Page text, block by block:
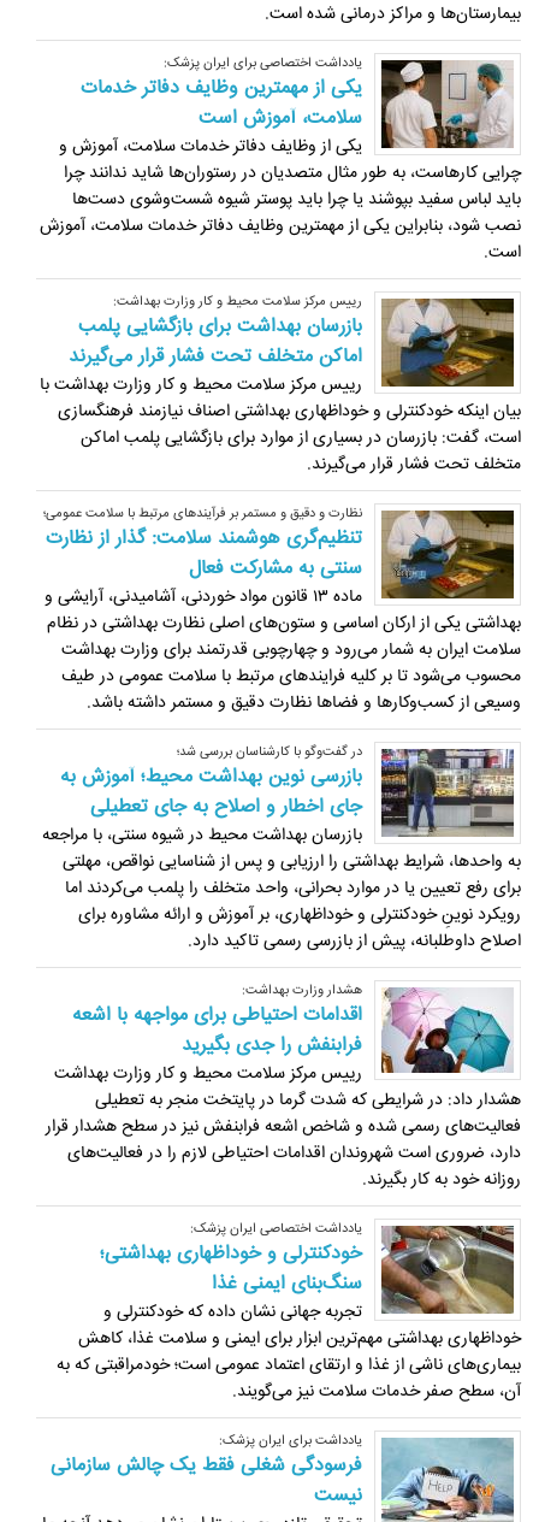
بیمارستان‌ها و مراکز درمانی شده است.
یادداشت اختصاصی برای ایران پزشک:
یکی از مهمترین وظایف دفاتر خدمات
سلامت، آموزش است
یکی از وظایف دفاتر خدمات سلامت، آموزش و
چرایی کارهاست، به طور مثال متصدیان در رستوران‌ها شاید ندانند چرا
باید لباس سفید بپوشند یا چرا باید پوستر شیوه شست‌وشوی دست‌ها
نصب شود، بنابراین یکی از مهمترین وظایف دفاتر خدمات سلامت، آموزش
است.
رییس مرکز سلامت محیط و کار وزارت بهداشت:
بازرسان بهداشت برای بازگشایی پلمب
اماکن متخلف تحت فشار قرار می‌گیرند
رییس مرکز سلامت محیط و کار وزارت بهداشت با
بیان اینکه خودکنترلی و خوداظهاری بهداشتی اصناف نیازمند فرهنگسازی
است، گفت: بازرسان در بسیاری از موارد برای بازگشایی پلمب اماکن
متخلف تحت فشار قرار می‌گیرند.
نظارت و دقیق و مستمر بر فرآیندهای مرتبط با سلامت عمومی؛
تنظیم‌گری هوشمند سلامت: گذار از نظارت
سنتی به مشارکت فعال
ماده ۱۳ قانون مواد خوردنی، آشامیدنی، آرایشی و
بهداشتی یکی از ارکان اساسی و ستون‌های اصلی نظارت بهداشتی در نظام
سلامت ایران به شمار می‌رود و چهارچوبی قدرتمند برای وزارت بهداشت
محسوب می‌شود تا بر کلیه فرایندهای مرتبط با سلامت عمومی در طیف
وسیعی از کسب‌وکارها و فضاها نظارت دقیق و مستمر داشته باشد.
در گفت‌وگو با کارشناسان بررسی شد؛
بازرسی نوین بهداشت محیط؛ آموزش به
جای اخطار و اصلاح به جای تعطیلی
بازرسان بهداشت محیط در شیوه سنتی، با مراجعه
به واحدها، شرایط بهداشتی را ارزیابی و پس از شناسایی نواقص، مهلتی
برای رفع تعیین یا در موارد بحرانی، واحد متخلف را پلمب می‌کردند اما
رویکرد نوینِ خودکنترلی و خوداظهاری، بر آموزش و ارائه مشاوره برای
اصلاح داوطلبانه، پیش از بازرسی رسمی تاکید دارد.
هشدار وزارت بهداشت:
اقدامات احتیاطی برای مواجهه با اشعه
فرابنفش را جدی بگیرید
رییس مرکز سلامت محیط و کار وزارت بهداشت
هشدار داد: در شرایطی که شدت گرما در پایتخت منجر به تعطیلی
فعالیت‌های رسمی شده و شاخص اشعه فرابنفش نیز در سطح هشدار قرار
دارد، ضروری است شهروندان اقدامات احتیاطی لازم را در فعالیت‌های
روزانه خود به کار بگیرند.
یادداشت اختصاصی ایران پزشک:
خودکنترلی و خوداظهاری بهداشتی؛
سنگ‌بنای ایمنی غذا
تجربه جهانی نشان داده که خودکنترلی و
خوداظهاری بهداشتی مهم‌ترین ابزار برای ایمنی و سلامت غذا، کاهش
بیماری‌های ناشی از غذا و ارتقای اعتماد عمومی است؛ خودمراقبتی که به
آن، سطح صفر خدمات سلامت نیز می‌گویند.
یادداشت برای ایران پزشک:
فرسودگی شغلی فقط یک چالش سازمانی
نیست